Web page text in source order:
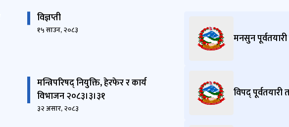
विज्ञप्ती
१५ साउन, २०८३
मन्त्रिपरिषद् नियुक्ति, हेरफेर र कार्य
विभाजन २०८३।३।३१
३२ असार, २०८३
मनसुन पूर्वतयारी
विपद् पूर्वतयारी